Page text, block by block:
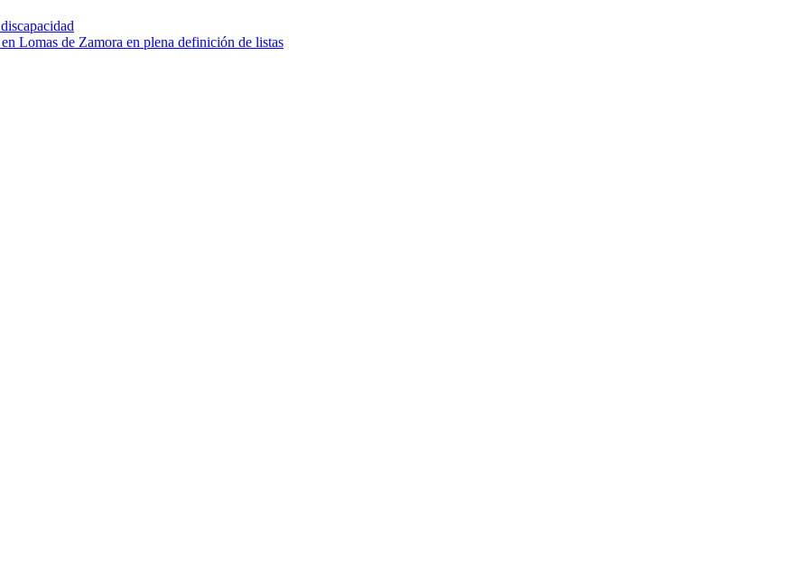
Lomas de Zamora en plena definición de listas